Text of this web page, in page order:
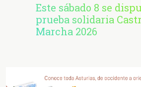
Este sábado 8 se
prueba solidaria
Marcha 2026